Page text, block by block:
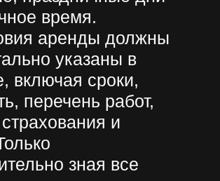
работающий
и мобильном
Отзывы
не только
на Яндекс
компании
клиенту личного
в аренду с